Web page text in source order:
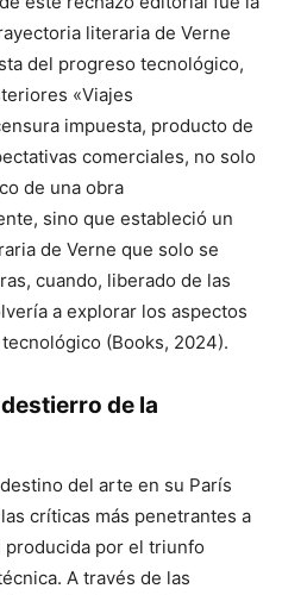
literaria de Verne
del progreso tecnológico,
«Viajes
impuesta, producto de
comerciales, no solo
de una obra
sino que estableció un
de Verne que solo se
cuando, liberado de las
a explorar los aspectos
(Books, 2024).
de la
del arte en su París
críticas más penetrantes a
producida por el triunfo
A través de las